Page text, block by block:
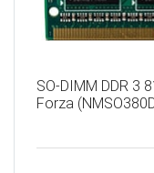
SO-DIMM DDR 3
Forza